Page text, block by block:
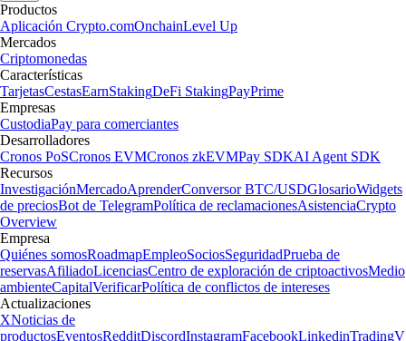
Productos
Aplicación Crypto.comOnchainLevel Up
Mercados
Criptomonedas
Características
TarjetasCestasEarnStakingDeFi StakingPayPrime
Empresas
CustodiaPay para comerciantes
Desarrolladores
Cronos PoSCronos EVMCronos zkEVMPay SDKAI Agent SDK
Recursos
InvestigaciónMercadoAprenderConversor BTC/USDGlosarioWidgets
de preciosBot de TelegramPolítica de reclamacionesAsistenciaCrypto
Overview
Empresa
Quiénes somosRoadmapEmpleoSociosSeguridadPrueba de
reservasAfiliadoLicenciasCentro de exploración de criptoactivosMedio
ambienteCapitalVerificarPolítica de conflictos de intereses
Actualizaciones
XNoticias de
productosEventosRedditDiscordInstagramFacebookLinkedinTradingV